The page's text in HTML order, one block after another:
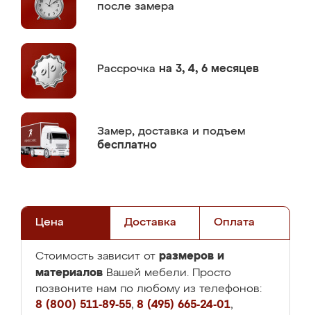
после замера
Рассрочка на 3, 4, 6 месяцев
Замер, доставка и подъем
бесплатно
Цена Доставка Оплата
Стоимость зависит от размеров и
материалов Вашей мебели. Просто
позвоните нам по любому из телефонов:
8 (800) 511-89-55, 8 (495) 665-24-01,